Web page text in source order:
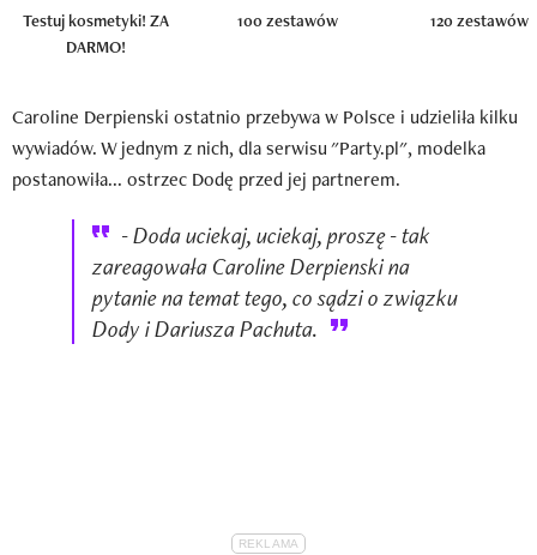
Testuj kosmetyki! ZA
DARMO!
100 zestawów 120 zestawów
Caroline Derpienski ostatnio przebywa w Polsce i udzieliła kilku
wywiadów. W jednym z nich, dla serwisu "Party.pl", modelka
postanowiła... ostrzec Dodę przed jej partnerem.
- Doda uciekaj, uciekaj, proszę - tak
zareagowała Caroline Derpienski na
pytanie na temat tego, co sądzi o związku
Dody i Dariusza Pachuta.